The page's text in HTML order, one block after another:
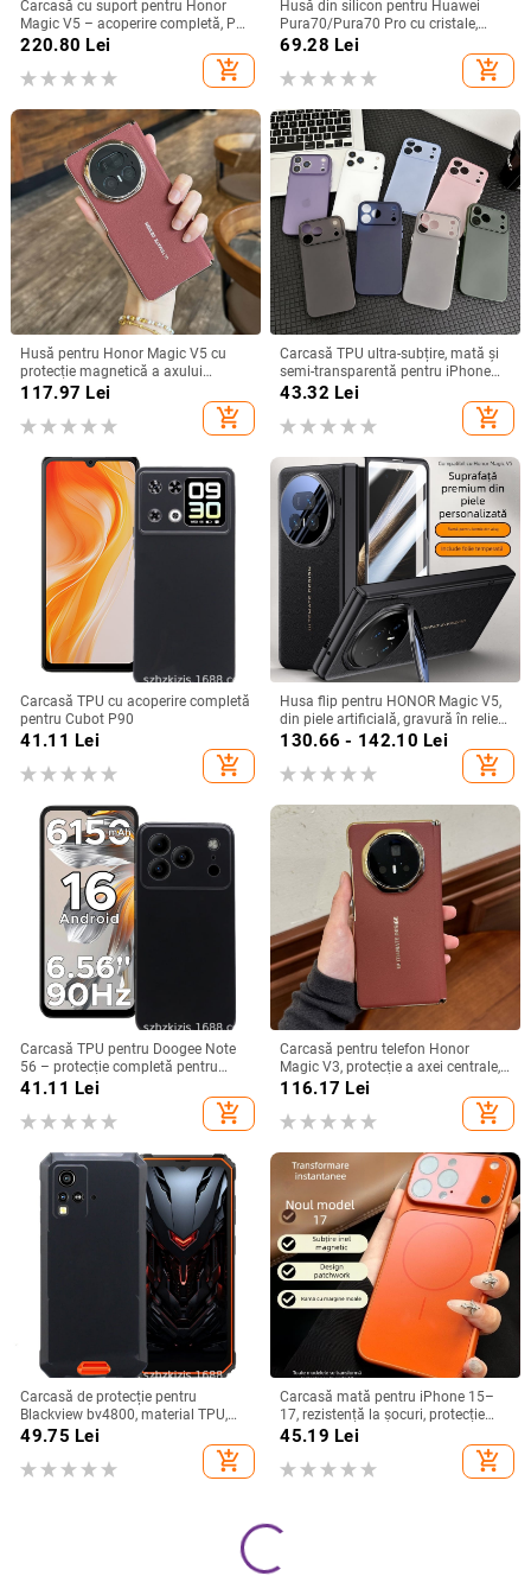
Carcasă cu suport pentru Honor
Magic V5 – acoperire completă, PC
mat, anti-cădere, anti-amprente
220.80 Lei
add_shopping_cart
Husă din silicon pentru Huawei
Pura70/Pura70 Pro cu cristale,
transparentă, estetică, suport
încorporat și disipare a căldurii
69.28 Lei
add_shopping_cart
Husă pentru Honor Magic V5 cu
protecție magnetică a axului
central, acoperire completă a
electroplacare, protecție anti-cădere
117.97 Lei
add_shopping_cart
Carcasă TPU ultra-subțire, mată și
semi-transparentă pentru iPhone
11/12/14/15/16/17 Pro Max,
protecție împotriva căderilor, anti-
amprente
43.32 Lei
add_shopping_cart
Carcasă TPU cu acoperire completă
pentru Cubot P90
41.11 Lei
add_shopping_cart
Husa flip pentru HONOR Magic V5,
din piele artificială, gravură în relief,
stil Ins, anti-cadere
130.66 - 142.10 Lei
add_shopping_cart
Carcasă TPU pentru Doogee Note
56 – protecție completă pentru
Note 56, Plus și Pro, realizată
41.11 Lei
add_shopping_cart
Carcasă pentru telefon Honor
Magic V3, protecție a axei centrale,
noul model Magic V5, husă ușoară
electroplacare, anti-cădere
116.17 Lei
add_shopping_cart
Carcasă de protecție pentru
Blackview bv4800, material TPU,
realizată manual, personalizabilă
49.75 Lei
add_shopping_cart
Carcasă mată pentru iPhone 15–
17, rezistență la șocuri, protecție
pentru obiectiv, prindere magnetică,
45.19 Lei
add_shopping_cart